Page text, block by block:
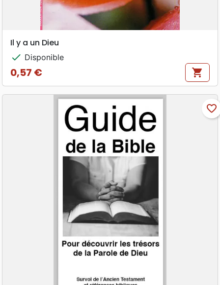
Il y a un Dieu
check Disponible
Prix
0,57 € shopping_cart
favorite_border